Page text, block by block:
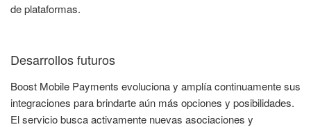
de plataformas.
Desarrollos futuros
Boost Mobile Payments evoluciona y amplía continuamente sus
integraciones para brindarte aún más opciones y posibilidades.
El servicio busca activamente nuevas asociaciones y